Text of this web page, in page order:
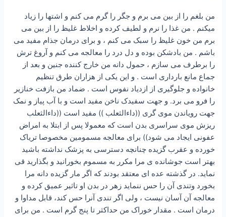
من بلغم را از بین مى برم و جگر را گرم مى کنم و اشتها را زیاد
میکنم . من غذا را نرم و لطیف کرده و اخلاط غلیظ را از بین مى
برم من خون غلیظ را سبک مى کنم ، و براى درمان جذام مفید مى
باشم . من بادشکن بوده و دل درد را معالجه مى کنم و آروغ ترش
را برطرف مى سازم ، حمول دانه من خارج کننده جنین و بعد از
جماع مانع باردارى است . و این یکى از هزاران طرق تنظیم
خانواده و جلوگیرى از ازدیاد نفوس است . ضماد من بازفت خنازیر
را فرو مى برد. و جهت سفیدک ناخن مفید است و با آب پیاز و نمک
جهت رویاندن موى گرى ((داءالثعلب )) مفید است ((داءالثعلب
ریزش موى سراسرى بدن است که معمولا پس از ابتلا به امراض
عفونى ایجاد مى شود)) براى معالجه مسمومین مخصوصا تریاک
خورده و عقرب گزیده چنانچه دسترسى به پزشک نداشته باشید
بهتر است جوشانده ى مرا مکرر به مسموم بخورانید و بگذارید قى
نماید. در گذشته عده اى معتقد بودند که اگر مار گزیده دانه مرا
بخورد وتندى آن را حس ننماید زهر در بدن او تاثیر عمیق کرده و
معالجه آن آسان نیست ، ولى اگر تندى آنرا حس کند، قابل مداوا و
درمان است . مقدار خوراک من حداکثر تا پنج گرم است . من براى